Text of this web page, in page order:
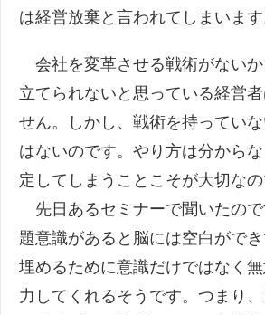
は経営放棄と言われてしまいます
会社を変革させる戦術がない
立てられないと思っている経営
せん。しかし、戦術を持ってい
はないのです。やり方は分から
定してしまうことこそが大切なの
先日あるセミナーで聞いたの
題意識があると脳には空白がで
埋めるために意識だけではなく
力してくれるそうです。つまり